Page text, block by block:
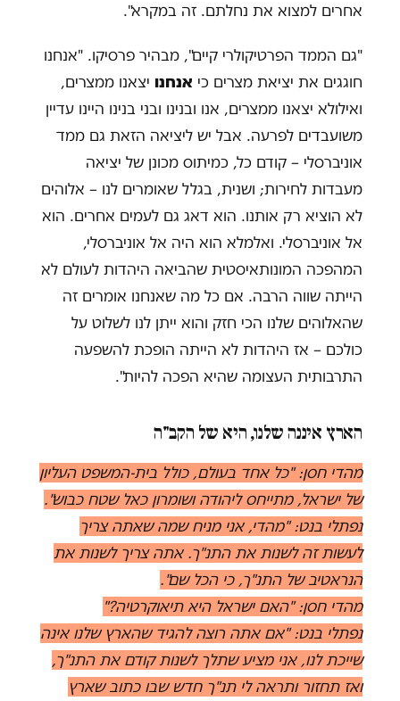
אחרים למצוא את נחלתם. זה במקרא".
"גם הממד הפרטיקולרי קיים", מבהיר פרסיקו. "אנחנו
חוגגים את יציאת מצרים כי אנחנו יצאנו ממצרים,
ואילולא יצאנו ממצרים, אנו ובנינו ובני בנינו היינו עדיין
משועבדים לפרעה. אבל יש ליציאה הזאת גם ממד
אוניברסלי – קודם כל, כמיתוס מכונן של יציאה
מעבדות לחירות; ושנית, בגלל שאומרים לנו – אלוהים
לא הוציא רק אותנו. הוא דאג גם לעמים אחרים. הוא
אל אוניברסלי. ואלמלא הוא היה אל אוניברסלי,
המהפכה המונותאיסטית שהביאה היהדות לעולם לא
הייתה שווה הרבה. אם כל מה שאנחנו אומרים זה
שהאלוהים שלנו הכי חזק והוא ייתן לנו לשלוט על
כולכם – אז היהדות לא הייתה הופכת להשפעה
התרבותית העצומה שהיא הפכה להיות".
הארץ איננה שלנו, היא של הקב"ה
מהדי חסן: "כל אחד בעולם, כולל בית-המשפט העליון
של ישראל, מתייחס ליהודה ושומרון כאל שטח כבוש".
נפתלי בנט: "מהדי, אני מניח שמה שאתה צריך
לעשות זה לשנות את התנ"ך. אתה צריך לשנות את
הנראטיב של התנ"ך, כי הכל שם".
מהדי חסן: "האם ישראל היא תיאוקרטיה?"
נפתלי בנט: "אם אתה רוצה להגיד שהארץ שלנו אינה
שייכת לנו, אני מציע שתלך לשנות קודם את התנ"ך,
ואז תחזור ותראה לי תנ"ך חדש שבו כתוב שארץ